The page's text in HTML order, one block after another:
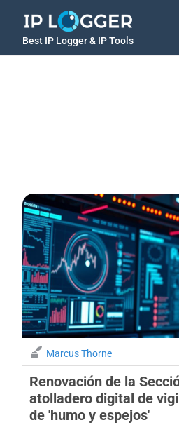
Best IP Logger & IP Tools
Marcus Thorne
Renovación de la
atolladero digital de
de 'humo y espejos'